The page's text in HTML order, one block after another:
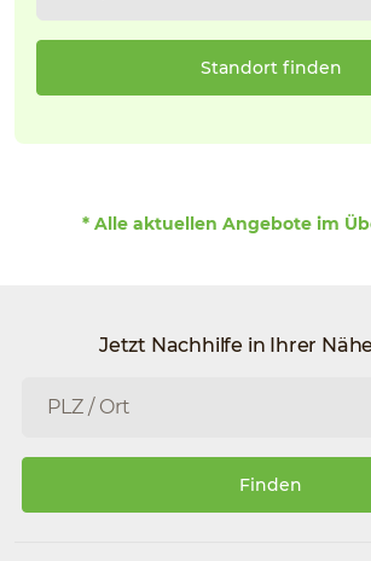
Standort finden
* Alle aktuellen Angebote im
Jetzt Nachhilfe in Ihrer
Finden